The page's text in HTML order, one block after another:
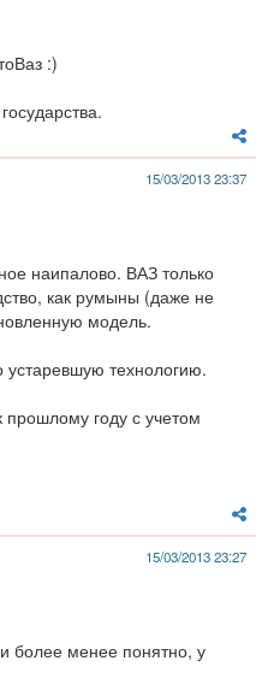
:)
15/03/2013 23:37
наипалово. ВАЗ только
как румыны (даже не
модель.
технологию.
году с учетом
15/03/2013 23:27
более менее понятно, у